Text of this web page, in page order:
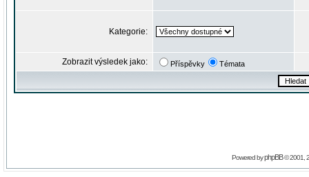
Kategorie:
Zobrazit výsledek jako: Příspěvky Témata
Powered byphpBB© 2001,